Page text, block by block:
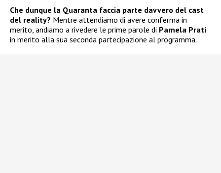
Che dunque la Quaranta faccia parte davvero del cast
del reality? Mentre attendiamo di avere conferma in
merito, andiamo a rivedere le prime parole di Pamela Prati
in merito alla sua seconda partecipazione al programma.